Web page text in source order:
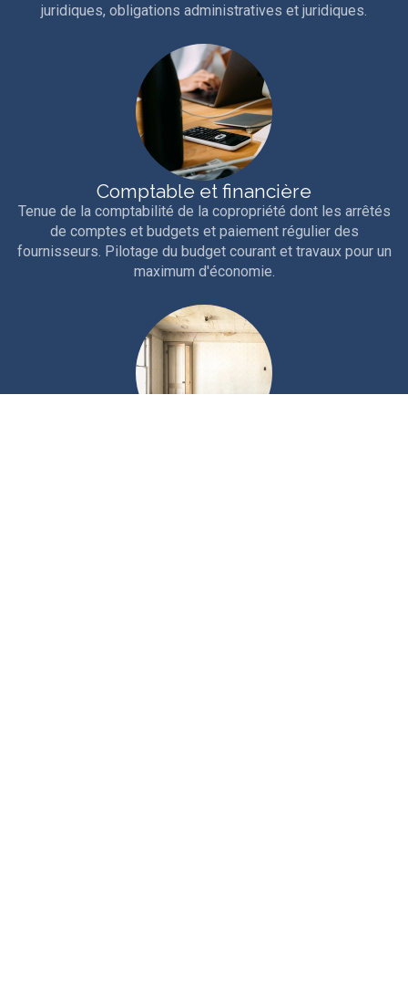
juridiques, obligations administratives et juridiques.
Comptable et financière
Tenue de la comptabilité de la copropriété dont les arrêtés
de comptes et budgets et paiement régulier des
fournisseurs. Pilotage du budget courant et travaux pour un
maximum d'économie.